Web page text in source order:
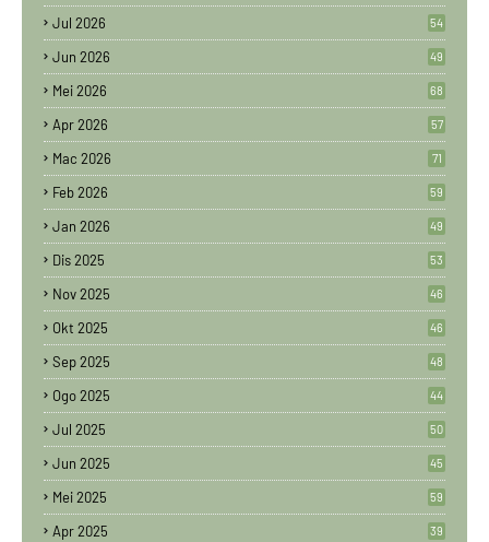
Jul 2026 54
Jun 2026 49
Mei 2026 68
Apr 2026 57
Mac 2026 71
Feb 2026 59
Jan 2026 49
Dis 2025 53
Nov 2025 46
Okt 2025 46
Sep 2025 48
Ogo 2025 44
Jul 2025 50
Jun 2025 45
Mei 2025 59
Apr 2025 39